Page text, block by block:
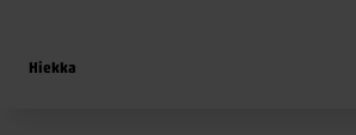
Hiekka